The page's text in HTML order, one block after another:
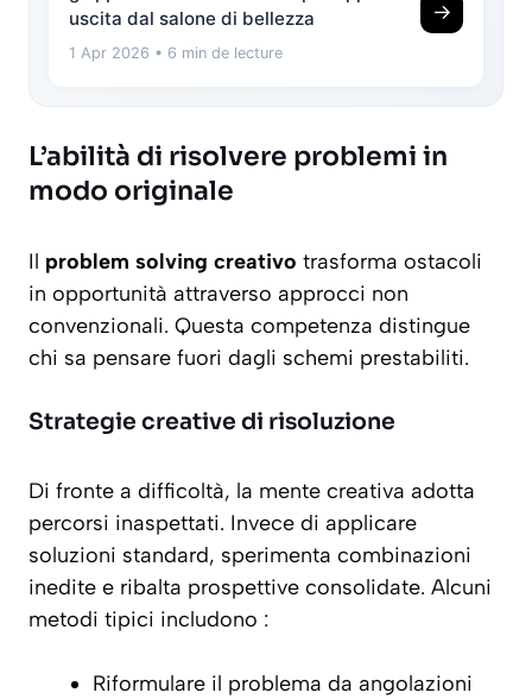
uscita dal salone di bellezza
1 Apr 2026 • 6 min de lecture
→
L’abilità di risolvere problemi in
modo originale
Il problem solving creativo trasforma ostacoli
in opportunità attraverso approcci non
convenzionali. Questa competenza distingue
chi sa pensare fuori dagli schemi prestabiliti.
Strategie creative di risoluzione
Di fronte a difficoltà, la mente creativa adotta
percorsi inaspettati. Invece di applicare
soluzioni standard, sperimenta combinazioni
inedite e ribalta prospettive consolidate. Alcuni
metodi tipici includono :
Riformulare il problema da angolazioni